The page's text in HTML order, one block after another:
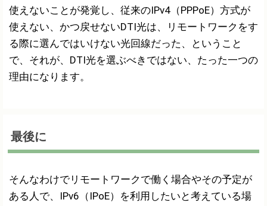
使えないことが発覚し、従来のIPv4（PPPoE）方式が
使えない、かつ戻せないDTI光は、リモートワークをす
る際に選んではいけない光回線だった、ということ
で、それが、DTI光を選ぶべきではない、たった一つの
理由になります。
最後に
そんなわけでリモートワークで働く場合やその予定が
ある人で、IPv6（IPoE）を利用したいと考えている場